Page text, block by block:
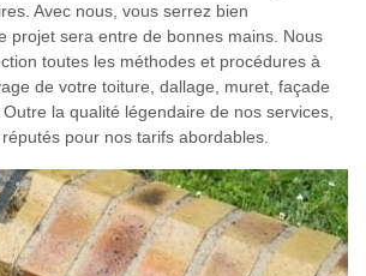
Avec nous, vous serrez bien
projet sera entre de bonnes mains. Nous
toutes les méthodes et procédures à
de votre toiture, dallage, muret, façade
la qualité légendaire de nos services,
pour nos tarifs abordables.